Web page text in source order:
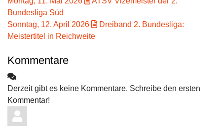
Bundesliga Süd
Sonntag, 12. April 2026
Dreiband 2. Bundesliga:
Meistertitel in Reichweite
Kommentare
Derzeit gibt es keine Kommentare. Schreibe den ersten
Kommentar!